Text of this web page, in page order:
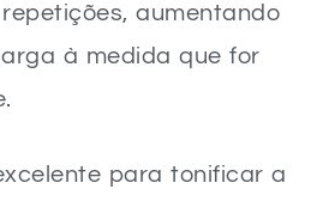
aumentando
à medida que for
para tonificar a